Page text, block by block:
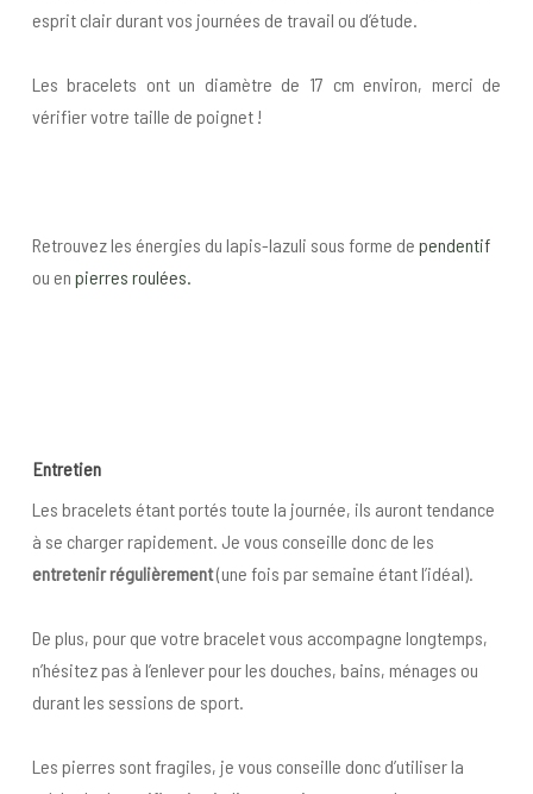
esprit clair durant vos journées de travail ou d’étude.
Les bracelets ont un diamètre de 17 cm environ, merci de
vérifier votre taille de poignet !
Retrouvez les énergies du lapis-lazuli sous forme de pendentif
ou en pierres roulées.
Entretien
Les bracelets étant portés toute la journée, ils auront tendance
à se charger rapidement. Je vous conseille donc de les
entretenir régulièrement(une fois par semaine étant l’idéal).
De plus, pour que votre bracelet vous accompagne longtemps,
n’hésitez pas à l’enlever pour les douches, bains, ménages ou
durant les sessions de sport.
Les pierres sont fragiles, je vous conseille donc d’utiliser la